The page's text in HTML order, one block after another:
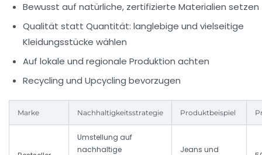
Bewusst auf natürliche, zertifizierte Materialien setzen
Qualität statt Quantität: langlebige und vielseitige
Kleidungsstücke wählen
Auf lokale und regionale Produktion achten
Recycling und Upcycling bevorzugen
Marke Nachhaltigkeitsstrategie Produktbeispiel
Umstellung auf
nachhaltige
Jeans und